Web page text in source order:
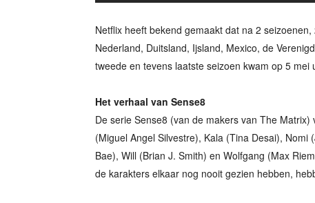
Netflix heeft bekend gemaakt dat na 2
Nederland, Duitsland, Ijsland, Mexico, de
tweede en tevens laatste seizoen kwam op 5 mei
Het verhaal van Sense8
De serie Sense8 (van de makers van The
(Miguel Angel Silvestre), Kala (Tina Desai),
Bae), Will (Brian J. Smith) en Wolfgang (Max
de karakters elkaar nog nooit gezien hebben,